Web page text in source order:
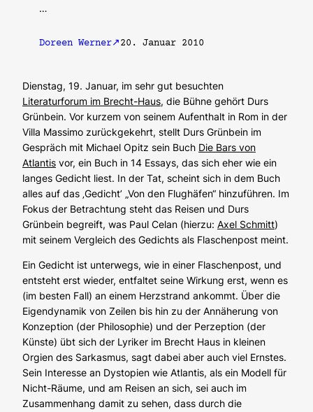
…
Doreen Werner 20. Januar 2010
Dienstag, 19. Januar, im sehr gut besuchten
Literaturforum im Brecht-Haus, die Bühne gehört Durs
Grünbein. Vor kurzem von seinem Aufenthalt in Rom in der
Villa Massimo zurückgekehrt, stellt Durs Grünbein im
Gespräch mit Michael Opitz sein Buch Die Bars von
Atlantis vor, ein Buch in 14 Essays, das sich eher wie ein
langes Gedicht liest. In der Tat, scheint sich in dem Buch
alles auf das ‚Gedicht’ „Von den Flughäfen“ hinzuführen. Im
Fokus der Betrachtung steht das Reisen und Durs
Grünbein begreift, was Paul Celan (hierzu: Axel Schmitt)
mit seinem Vergleich des Gedichts als Flaschenpost meint.
Ein Gedicht ist unterwegs, wie in einer Flaschenpost, und
entsteht erst wieder, entfaltet seine Wirkung erst, wenn es
(im besten Fall) an einem Herzstrand ankommt. Über die
Eigendynamik von Zeilen bis hin zu der Annäherung von
Konzeption (der Philosophie) und der Perzeption (der
Künste) übt sich der Lyriker im Brecht Haus in kleinen
Orgien des Sarkasmus, sagt dabei aber auch viel Ernstes.
Sein Interesse an Dystopien wie Atlantis, als ein Modell für
Nicht-Räume, und am Reisen an sich, sei auch im
Zusammenhang damit zu sehen, dass durch die